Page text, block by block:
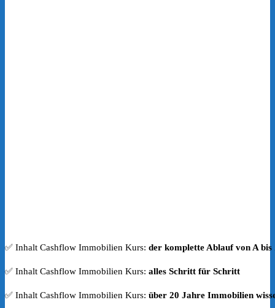
✅ Inhalt Cashflow Immobilien Kurs: der komplette Ablauf von A bis
✅ Inhalt Cashflow Immobilien Kurs: alles Schritt für Schritt
✅ Inhalt Cashflow Immobilien Kurs: über 20 Jahre Immobilien